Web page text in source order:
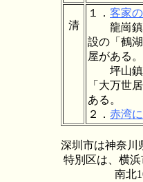
清
１． 客家
龍崗鎮
設の「鶴
屋がある。
坪山鎮
「大万世
ある。
２． 赤湾
深圳市は神奈川
特別区は、横浜
南北